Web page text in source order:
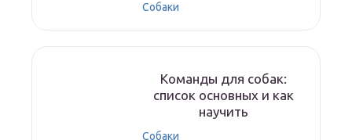
Собаки
Команды для собак:
список основных и как
научить
Собаки